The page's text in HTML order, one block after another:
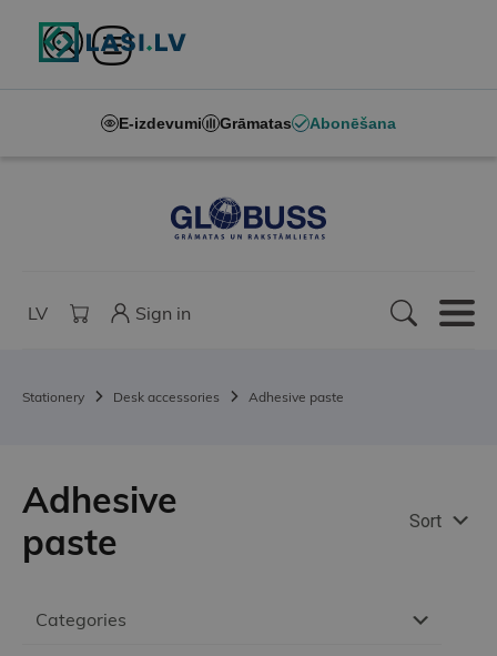
E-izdevumi Grāmatas Abonēšana
LV Sign in
Stationery Desk accessories Adhesive paste
Categories
Adhesive
paste
Sort